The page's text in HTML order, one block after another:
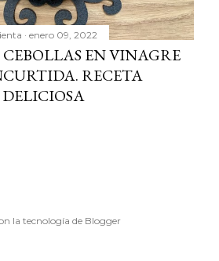
enero 09, 2022
EN VINAGRE
RECETA
la tecnología de Blogger